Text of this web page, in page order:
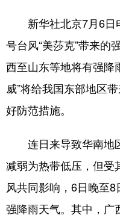
科技 科创
文化 书画
法律
学术中国 乡村振兴
彩票 娱乐
新华社北京7月6日
号台风“美莎克”带来的
西至山东等地将有强降
威”将给我国东部地区
好防范措施。
连日来导致华南地
减弱为热带低压，但受
风共同影响，6日晚至
强降雨天气。其中，广